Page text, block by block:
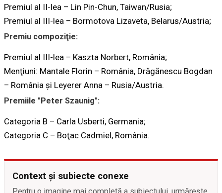
Premiul al II-lea – Lin Pin-Chun, Taiwan/Rusia;
Premiul al III-lea – Bormotova Lizaveta, Belarus/Austria;
Premiu compoziţie:
Premiul al III-lea – Kaszta Norbert, România;
Menţiuni: Mantale Florin – România, Drăgănescu Bogdan
– România şi Leyerer Anna – Rusia/Austria.
Premiile "Peter Szaunig":
Categoria B – Carla Usberti, Germania;
Categoria C – Boţac Cadmiel, România.
Context și subiecte conexe